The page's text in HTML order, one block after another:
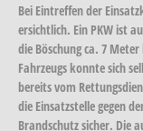
Bei Eintreffen der
ersichtlich. Ein PKW ist
die Böschung ca. 7
Fahrzeugs konnte sich
bereits vom
die Einsatzstelle gegen
Brandschutz sicher. Die